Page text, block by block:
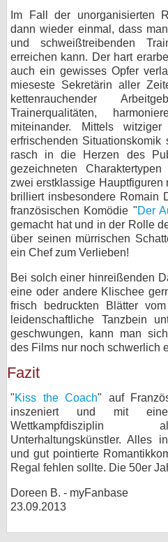
Im Fall der unorganisierten
dann wieder einmal, dass
und schweißtreibenden
erreichen kann. Der hart
auch ein gewisses Opfer
mieseste Sekretärin aller
kettenrauchender
Trainerqualitäten,
miteinander. Mittels
erfrischenden
rasch in die Herzen des
gezeichneten
zwei erstklassige Hauptfiguren
brilliert insbesondere Romain
französischen Komödie "Der
gemacht hat und in der Rolle
über seinen mürrischen
ein Chef zum Verlieben!
Bei solch einer hinreißenden
eine oder andere Klischee
frisch bedruckten Blätter
leidenschaftliche Tanzbein
geschwungen, kann man
des Films nur noch schwerlich
Fazit
"Kiss the Coach" auf
inszeniert und mit
Wettkampfdisziplin
Unterhaltungskünstler. Alles
und gut pointierte
Regal fehlen sollte. Die 50er
Doreen B. - myFanbase
23.09.2013